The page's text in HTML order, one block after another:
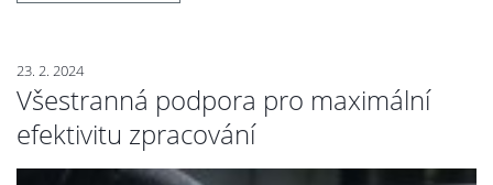
23. 2. 2024
Všestranná podpora pro maximální
efektivitu zpracování